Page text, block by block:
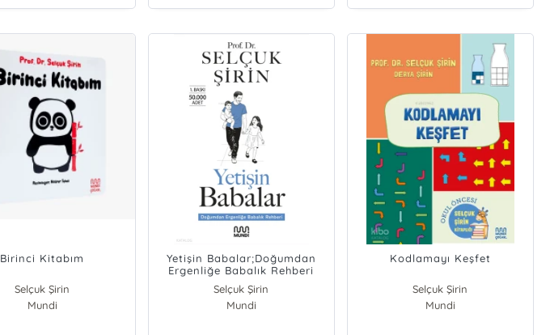
Birinci Kitabım
Selçuk Şirin
Mundi
Yetişin Babalar;Doğumdan
Ergenliğe Babalık Rehberi
Selçuk Şirin
Mundi
Kodlamayı Keşfet
Selçuk Şirin
Derya Şirin
Mundi